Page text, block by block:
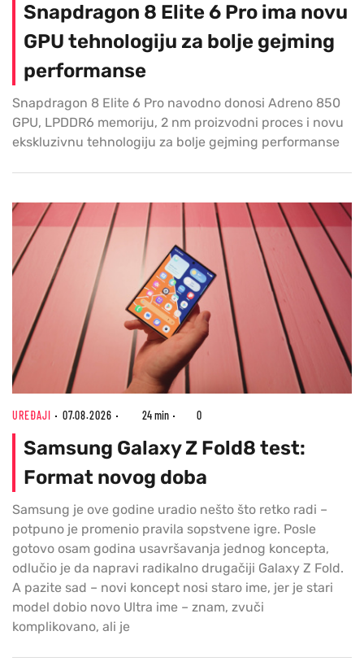
Snapdragon 8 Elite 6 Pro ima novu
GPU tehnologiju za bolje gejming
performanse
Snapdragon 8 Elite 6 Pro navodno donosi Adreno 850
GPU, LPDDR6 memoriju, 2 nm proizvodni proces i novu
ekskluzivnu tehnologiju za bolje gejming performanse
UREĐAJI 07.08.2026 24 min 0
Samsung Galaxy Z Fold8 test:
Format novog doba
Samsung je ove godine uradio nešto što retko radi –
potpuno je promenio pravila sopstvene igre. Posle
gotovo osam godina usavršavanja jednog koncepta,
odlučio je da napravi radikalno drugačiji Galaxy Z Fold.
A pazite sad – novi koncept nosi staro ime, jer je stari
model dobio novo Ultra ime – znam, zvuči
komplikovano, ali je